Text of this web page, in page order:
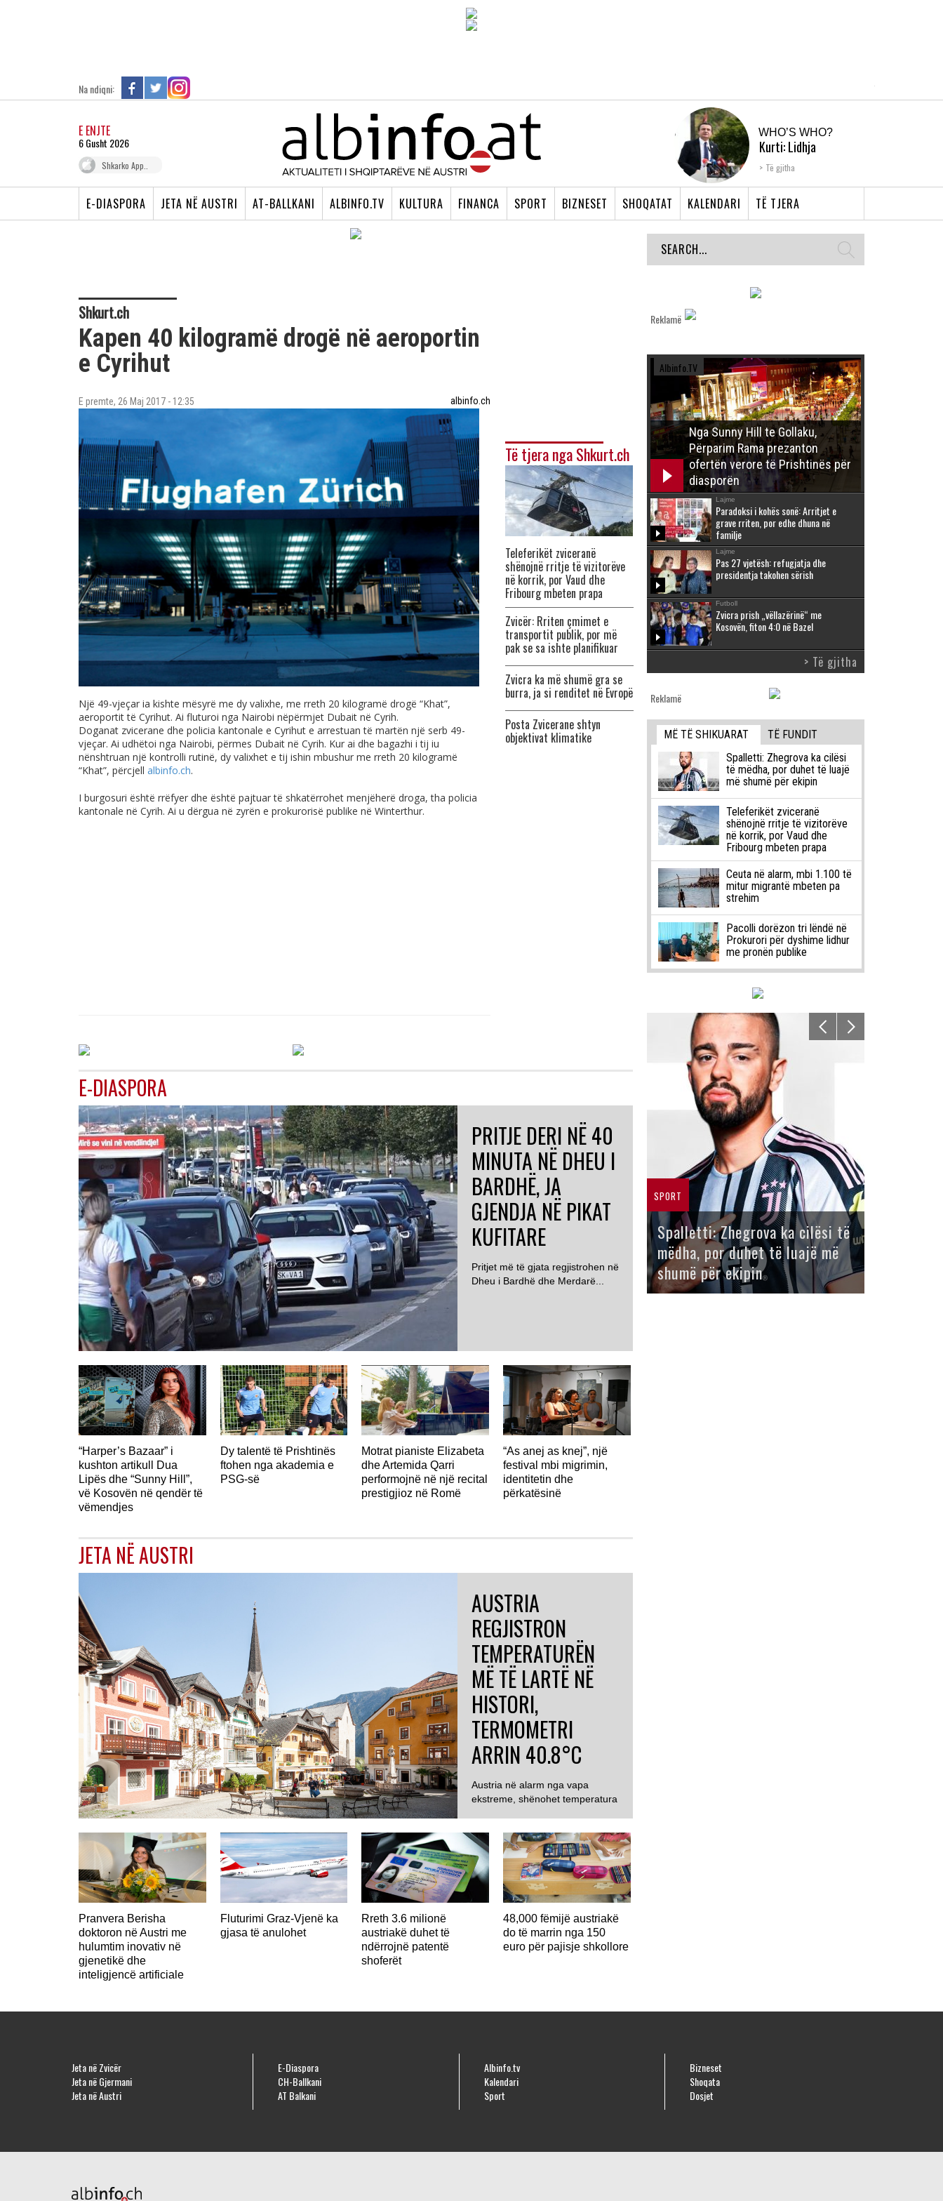
Na ndiqni:
E ENJTE
6 Gusht 2026
Shkarko App..
WHO’S WHO?
Kurti: Lidhja
Shqiptare e Prizrenit,
Të gjitha
E-DIASPORA JETA NË AUSTRI AT-BALLKANI ALBINFO.TV KULTURA FINANCA SPORT BIZNESET SHOQATAT KALENDARI TË TJERA
Shkurt.ch
Kapen 40 kilogramë drogë në aeroportin
e Cyrihut
E premte, 26 Maj 2017 - 12:35 albinfo.ch
Një 49-vjeçar ia kishte mësyrë me dy valixhe, me rreth 20 kilogramë drogë “Khat”,
aeroportit të Cyrihut. Ai fluturoi nga Nairobi nëpërmjet Dubait në Cyrih.
Doganat zvicerane dhe policia kantonale e Cyrihut e arrestuan të martën një serb 49-
vjeçar. Ai udhëtoi nga Nairobi, përmes Dubait në Cyrih. Kur ai dhe bagazhi i tij iu
nënshtruan një kontrolli rutinë, dy valixhet e tij ishin mbushur me rreth 20 kilogramë
“Khat”, përcjell albinfo.ch.
I burgosuri është rrëfyer dhe është pajtuar të shkatërrohet menjëherë droga, tha policia
kantonale në Cyrih. Ai u dërgua në zyrën e prokurorisë publike në Winterthur.
Të tjera nga Shkurt.ch
Teleferikët zviceranë
shënojnë rritje të vizitorëve
në korrik, por Vaud dhe
Fribourg mbeten prapa
Zvicër: Rriten çmimet e
transportit publik, por më
pak se sa ishte planifikuar
Zvicra ka më shumë gra se
burra, ja si renditet në Evropë
Posta Zvicerane shtyn
objektivat klimatike
E-DIASPORA
PRITJE DERI NË 40
MINUTA NË DHEU I
BARDHË, JA
GJENDJA NË PIKAT
KUFITARE
Pritjet më të gjata regjistrohen në
Dheu i Bardhë dhe Merdarë...
“Harper’s Bazaar” i
kushton artikull Dua
Lipës dhe “Sunny Hill”,
vë Kosovën në qendër të
vëmendjes
Dy talentë të Prishtinës
ftohen nga akademia e
PSG-së
ROMË
Motrat pianiste Elizabeta
dhe Artemida Qarri
performojnë në një recital
prestigjioz në Romë
“As anej as knej”, një
festival mbi migrimin,
identitetin dhe
përkatësinë
JETA NË AUSTRI
AUSTRIA
REGJISTRON
TEMPERATURËN
MË TË LARTË NË
HISTORI,
TERMOMETRI
ARRIN 40.8°C
Austria në alarm nga vapa
ekstreme, shënohet temperatura
AUSTRI
Pranvera Berisha
doktoron në Austri me
hulumtim inovativ në
gjenetikë dhe
inteligjencë artificiale
Fluturimi Graz-Vjenë ka
gjasa të anulohet
Rreth 3.6 milionë
austriakë duhet të
ndërrojnë patentë
shoferët
48,000 fëmijë austriakë
do të marrin nga 150
euro për pajisje shkollore
Reklamë
Albinfo.TV
Nga Sunny Hill te Gollaku,
Përparim Rama prezanton
ofertën verore të Prishtinës për
diasporën
Lajme
Paradoksi i kohës sonë: Arritjet e
grave rriten, por edhe dhuna në
familje
Lajme
Pas 27 vjetësh: refugjatja dhe
presidentja takohen sërish
Futboll
Zvicra prish „vëllazërinë“ me
Kosovën, fiton 4:0 në Bazel
> Të gjitha
Reklamë
MË TË SHIKUARAT
TË FUNDIT
Spalletti: Zhegrova ka cilësi
të mëdha, por duhet të luajë
më shumë për ekipin
Teleferikët zviceranë
shënojnë rritje të vizitorëve
në korrik, por Vaud dhe
Fribourg mbeten prapa
Ceuta në alarm, mbi 1.100 të
mitur migrantë mbeten pa
strehim
Pacolli dorëzon tri lëndë në
Prokurori për dyshime lidhur
me pronën publike
SPORT
Spalletti: Zhegrova ka cilësi të
mëdha, por duhet të luajë më
shumë për ekipin
Jeta në Zvicër
Jeta në Gjermani
Jeta në Austri
E-Diaspora
CH-Ballkani
AT Balkani
Albinfo.tv
Kalendari
Sport
Bizneset
Shoqata
Dosjet